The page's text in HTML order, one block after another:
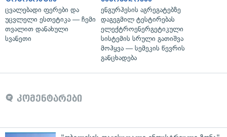
ცვალებადი ფერები და
უცვლელი ესთეტიკა — ჩემი
თვალით დანახული
სვანეთი
ენგურჰესის აგრეგატებზე
დაგეგმილ ტესტირებას
ელექტროენერგეტიკული
სისტემის სრული გათიშვა
მოჰყვა — სემეკის წევრის
განცხადება
კომენტარები